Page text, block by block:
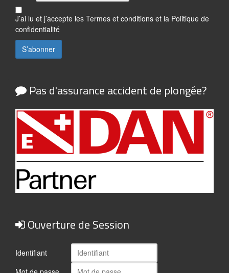
J’ai lu et j’accepte les Termes et conditions et la Politique de
confidentialité
Pas d'assurance accident de plongée?
Ouverture de Session
Identifiant